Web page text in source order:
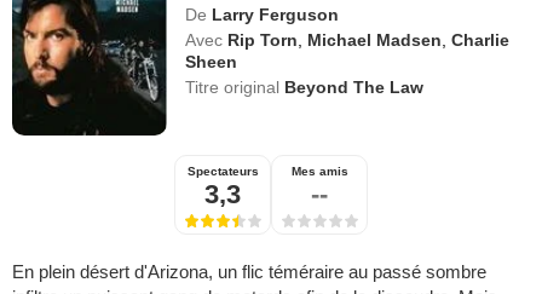
De Larry Ferguson
Avec Rip Torn Michael Madsen ,Charlie
Sheen
Titre original Beyond The Law
Spectateurs
3,3
Mes amis
--
En plein désert d'Arizona, un flic téméraire au passé sombre